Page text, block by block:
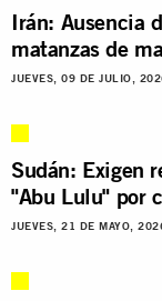
Irán: Ausencia
matanzas de
JUEVES, 09 DE JULIO,
Sudán: Exigen
"Abu Lulu" por
JUEVES, 21 DE MAYO,